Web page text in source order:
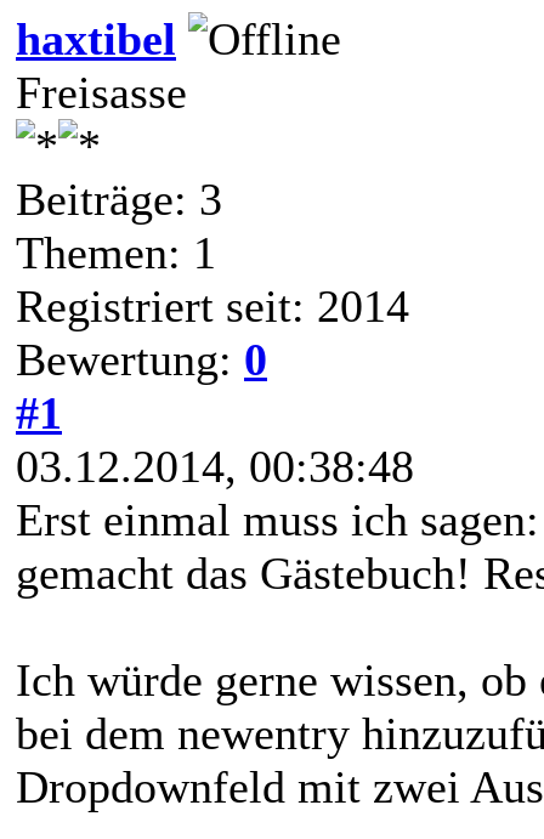
haxtibel
Freisasse
Beiträge: 3
Themen: 1
Registriert seit: 2014
Bewertung: 0
#1
03.12.2014, 00:38:48
Erst einmal muss ich
gemacht das Gästebuch!
Ich würde gerne wissen,
bei dem newentry
Dropdownfeld mit zwei